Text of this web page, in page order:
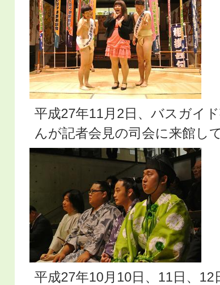
平成27年11月2日、バスガイ
んが記者会見の司会に来館し
平成27年10月10日、11日、12